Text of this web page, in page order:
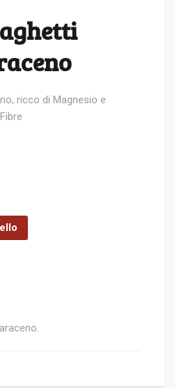
ricco di Magnesio e